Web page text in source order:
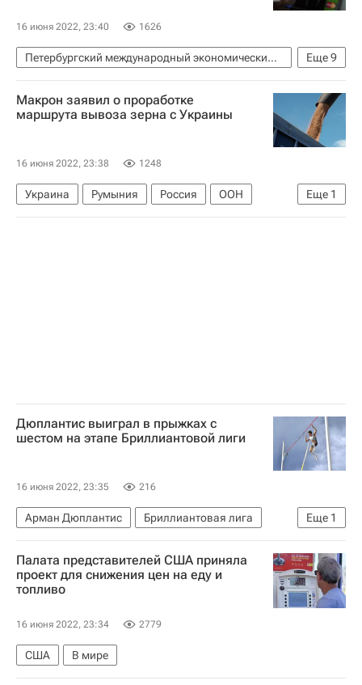
16 июня 2022, 23:40 1626
Еще9
Петербургский международный экономический форум — 2022
Фонд "Петербургский международный экономический форум" (фонд)
Нижегородская область
Санкт-Петербург
Владимир Комлев
Госуслуги
Карта "Мир"
Макрон заявил о проработке
маршрута вывоза зерна с Украины
16 июня 2022, 23:38 1248
Еще 1
Украина Румыния Россия
ООН
Эммануэль Макрон
Дюплантис выиграл в прыжках с
шестом на этапе Бриллиантовой лиги
16 июня 2022, 23:35 216
Еще 1
Арман Дюплантис
Бриллиантовая лига
Легкая атлетика
Палата представителей США приняла
проект для снижения цен на еду и
топливо
16 июня 2022, 23:34 2779
США В мире